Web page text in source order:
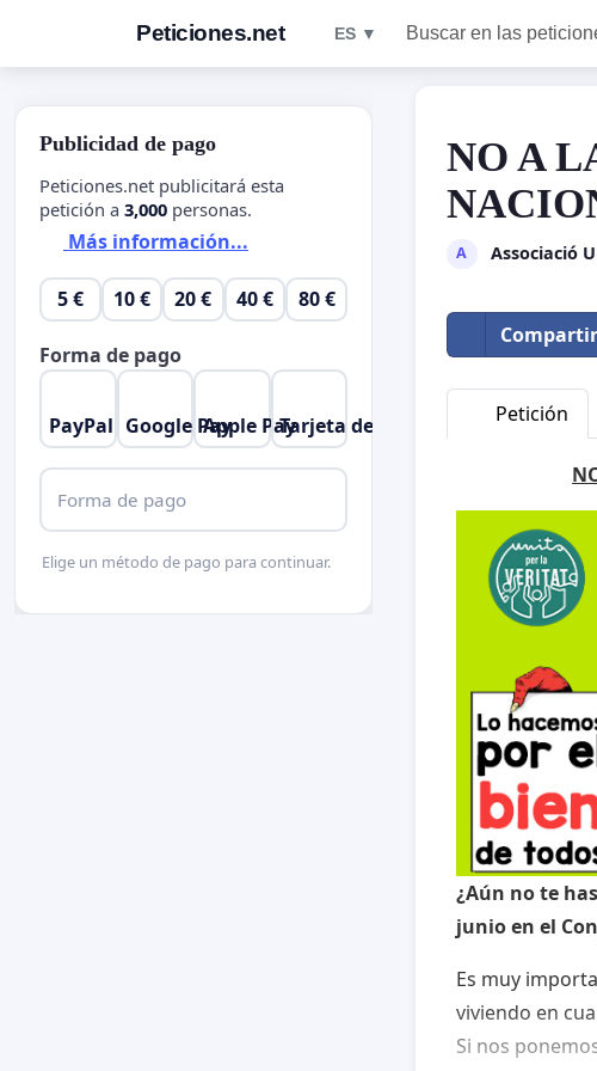
Peticiones.net ES ▼ Buscar en las
NO A
A Associació
Petición
¿Aún no te
junio en el
Es muy
viviendo en
Si nos
Publicidad de pago
Peticiones.net publicitará esta
petición a 3,000 personas.
Más información...
5 € 10 € 20 € 40 € 80 €
Forma de pago
PayPal Google PayApple PayTarjeta de crédito
Forma de pago
Elige un método de pago para continuar.